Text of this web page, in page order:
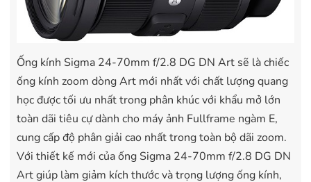
Ống kính Sigma 24-70mm f/2.8 DG DN Art sẽ là chiếc
ống kính zoom dòng Art mới nhất với chất lượng quang
học được tối ưu nhất trong phân khúc với khẩu mở lớn
toàn dãi tiêu cự dành cho máy ảnh Fullframe ngàm E,
cung cấp độ phân giải cao nhất trong toàn bộ dãi zoom.
Với thiết kế mới của ống Sigma 24-70mm f/2.8 DG DN
Art giúp làm giảm kích thước và trọng lượng ống kính,